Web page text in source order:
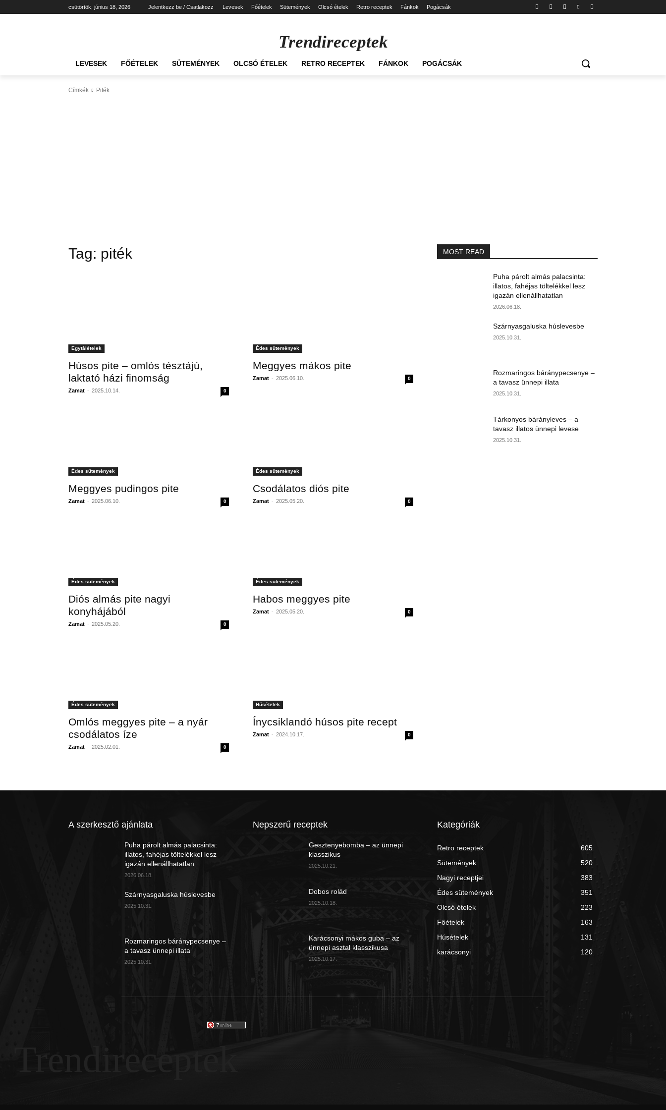
csütörtök, június 18, 2026 Jelentkezz be / Csatlakozz Levesek Főételek Sütemények Olcsó ételek Retro receptek Fánkok Pogácsák
Trendireceptek
LEVESEK FŐÉTELEK SÜTEMÉNYEK OLCSÓ ÉTELEK RETRO RECEPTEK FÁNKOK POGÁCSÁK
Címkék Piték
Tag: piték
Egytálételek
Húsos pite – omlós tésztájú,
laktató házi finomság
Zamat - 2025.10.14. 0
Édes sütemények
Meggyes mákos pite
Zamat - 2025.06.10. 0
Édes sütemények
Meggyes pudingos pite
Zamat - 2025.06.10. 0
Édes sütemények
Csodálatos diós pite
Zamat - 2025.05.20. 0
Édes sütemények
Diós almás pite nagyi
konyhájából
Zamat - 2025.05.20. 0
Édes sütemények
Habos meggyes pite
Zamat - 2025.05.20. 0
Édes sütemények
Omlós meggyes pite – a nyár
csodálatos íze
Zamat - 2025.02.01. 0
Húsételek
Ínycsiklandó húsos pite recept
Zamat - 2024.10.17. 0
MOST READ
Puha párolt almás palacsinta:
illatos, fahéjas töltelékkel lesz
igazán ellenállhatatlan
2026.06.18.
Szárnyasgaluska húslevesbe
2025.10.31.
Rozmaringos báránypecsenye –
a tavasz ünnepi illata
2025.10.31.
Tárkonyos bárányleves – a
tavasz illatos ünnepi levese
2025.10.31.
A szerkesztő ajánlata
Puha párolt almás palacsinta:
illatos, fahéjas töltelékkel lesz
igazán ellenállhatatlan
2026.06.18.
Szárnyasgaluska húslevesbe
2025.10.31.
Rozmaringos báránypecsenye –
a tavasz ünnepi illata
2025.10.31.
Nepszerű receptek
Gesztenyebomba – az ünnepi
klasszikus
2025.10.21.
Dobos rolád
2025.10.18.
Karácsonyi mákos guba – az
ünnepi asztal klasszikusa
2025.10.17.
Kategóriák
Retro receptek
605
Sütemények
520
Nagyi receptjei
383
Édes sütemények
351
Olcsó ételek
223
Főételek
163
Húsételek
131
karácsonyi
120